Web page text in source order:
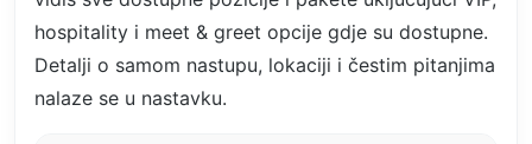
hospitality i meet & greet opcije gdje su dostupne.
Detalji o samom nastupu, lokaciji i čestim pitanjima
nalaze se u nastavku.